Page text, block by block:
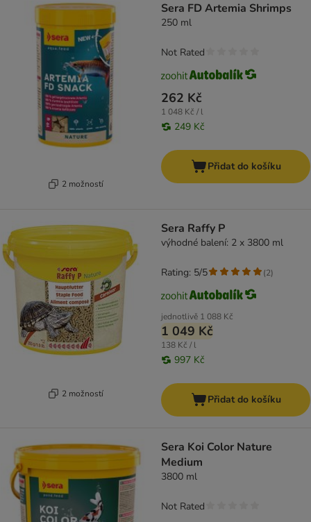
2 možností
Sera FD Artemia Shrimps
250 ml
262 Kč
1 048 Kč / l
249 Kč
Not Rated
Přidat do košíku
2 možností
Sera Raffy P
výhodné balení: 2 x 3800 ml
jednotlivě 1 088 Kč
1 049 Kč
138 Kč / l
997 Kč
Rating: 5/5 (2)
Přidat do košíku
Sera Koi Color Nature
Medium
3800 ml
Not Rated